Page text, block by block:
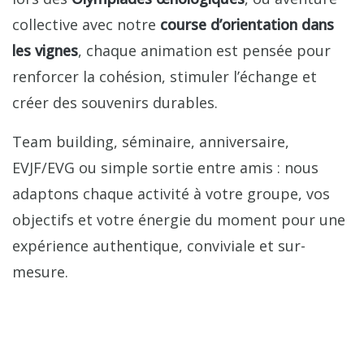
collective avec notre course d’orientation dans
les vignes, chaque animation est pensée pour
renforcer la cohésion, stimuler l’échange et
créer des souvenirs durables.
Team building, séminaire, anniversaire,
EVJF/EVG ou simple sortie entre amis : nous
adaptons chaque activité à votre groupe, vos
objectifs et votre énergie du moment pour une
expérience authentique, conviviale et sur-
mesure.